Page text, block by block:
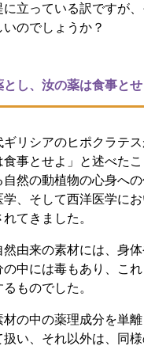
立っている訳ですが
のでしょうか？
とし、汝の薬は食事とせ
ギリシアのヒポクラテ
食事とせよ」と述べた
自然の動植物の心身へ
、そして西洋医学に
てきました。
然由来の素材には、身
中には毒もあり、こ
ものでした。
材の中の薬理成分を単
扱い、それ以外は、同